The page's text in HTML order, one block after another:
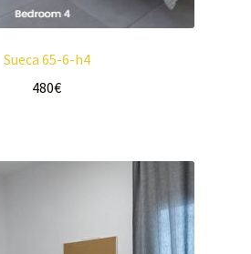
Sueca 65-6-h4
480€